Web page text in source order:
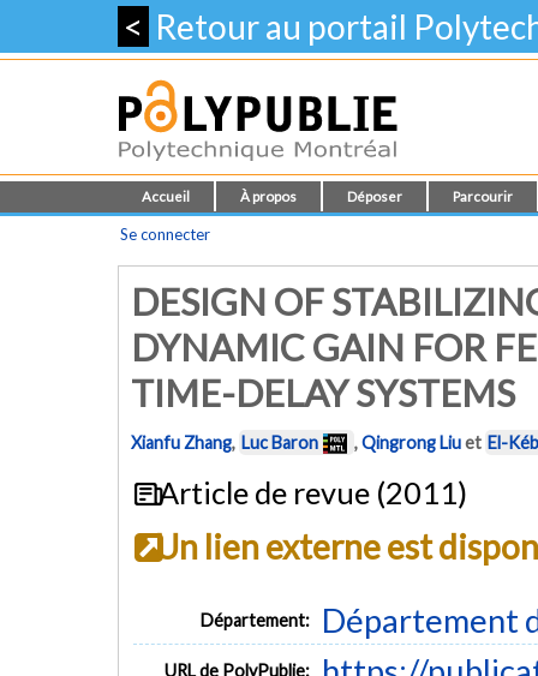
< Retour au portail
Accueil À propos Déposer Parcourir
Se connecter
DESIGN OF
DYNAMIC GAIN FOR
TIME-DELAY SYSTEMS
Xianfu Zhang, Luc Baron ,Qingrong Liuet El-
Article de revue (2011)
Un lien externe est
Département: Département
URL de PolyPublie: